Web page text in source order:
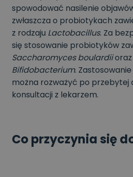
spowodować nasilenie
zwłaszcza o probiotykach
z rodzaju Lactobacillus. Za
się stosowanie probiotyków
Saccharomyces boulardiioraz
Bifidobacterium.
można rozważyć po
konsultacji z lekarzem.
Co przyczynia się